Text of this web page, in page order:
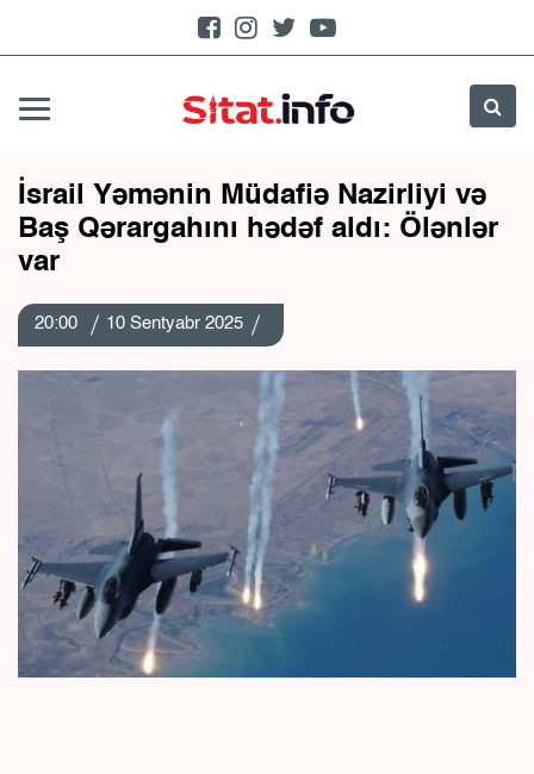
İsrail Yəmənin Müdafiə Nazirliyi və
Baş Qərargahını hədəf aldı: Ölənlər
var
20:00 10 Sentyabr 2025